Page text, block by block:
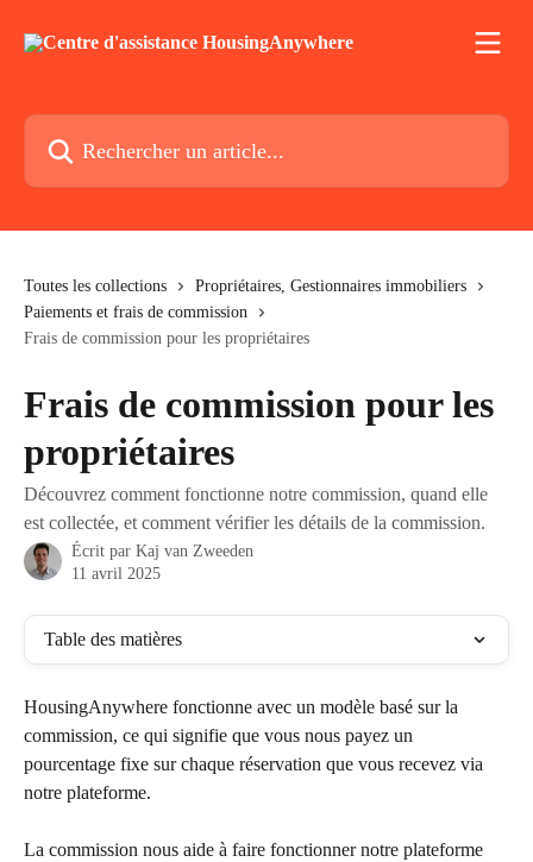
Rechercher un article...
Toutes les collections
Propriétaires, Gestionnaires immobiliers
Paiements et frais de commission
Frais de commission pour les propriétaires
Frais de commission pour les
propriétaires
Découvrez comment fonctionne notre commission, quand elle
est collectée, et comment vérifier les détails de la commission.
Écrit par Kaj van Zweeden
11 avril 2025
Table des matières
HousingAnywhere fonctionne avec un modèle basé sur la
commission, ce qui signifie que vous nous payez un
pourcentage fixe sur chaque réservation que vous recevez via
notre plateforme.
La commission nous aide à faire fonctionner notre plateforme